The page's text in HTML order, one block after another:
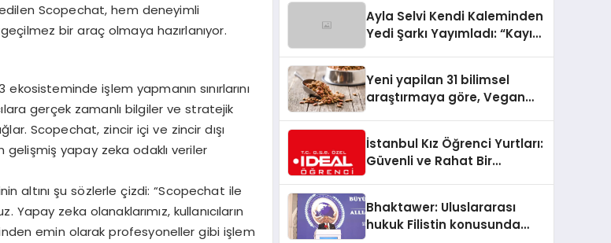
Scopechat, hem deneyimli
bir araç olmaya hazırlanıyor.
işlem yapmanın sınırlarını
gerçek zamanlı bilgiler ve stratejik
Scopechat, zincir içi ve zincir dışı
yapay zeka odaklı veriler
altını şu sözlerle çizdi: “Scopechat ile
zeka olanaklarımız, kullanıcıların
emin olarak profesyoneller gibi işlem
Ayla Selvi Kendi Kaleminden
Yedi Şarkı Yayımladı: “Kayıp
Yeni yapilan 31 bilimsel
araştırmaya göre, Vegan
Sindirildiğini Ortaya Koydu
İstanbul Kız Öğrenci Yurtları:
Güvenli ve Rahat Bir
Bhaktawer: Uluslararası
hukuk Filistin konusunda